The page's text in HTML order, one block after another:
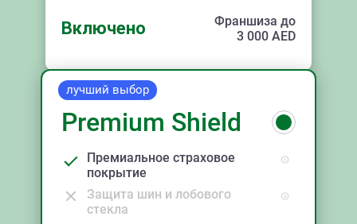
Включено
Франшиза до
3 000 AED
лучший выбор
Premium Shield
Премиальное страховое
покрытие
Защита шин и лобового
стекла